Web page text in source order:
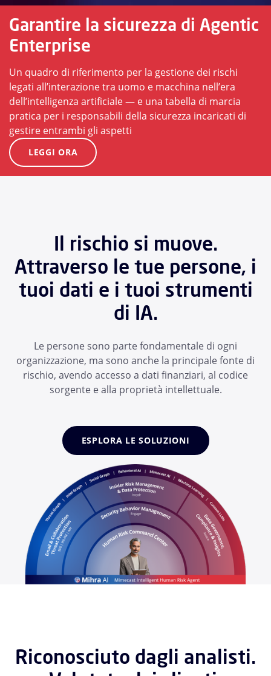
Garantire la sicurezza di Agentic
Enterprise
Un quadro di riferimento per la gestione dei rischi
legati all’interazione tra uomo e macchina nell’era
dell’intelligenza artificiale — e una tabella di marcia
pratica per i responsabili della sicurezza incaricati di
gestire entrambi gli aspetti
LEGGI ORA
Il rischio si muove.
Attraverso le tue persone, i
tuoi dati e i tuoi strumenti
di IA.
Le persone sono parte fondamentale di ogni
organizzazione, ma sono anche la principale fonte di
rischio, avendo accesso a dati finanziari, al codice
sorgente e alla proprietà intellettuale.
ESPLORA LE SOLUZIONI
Riconosciuto dagli analisti.